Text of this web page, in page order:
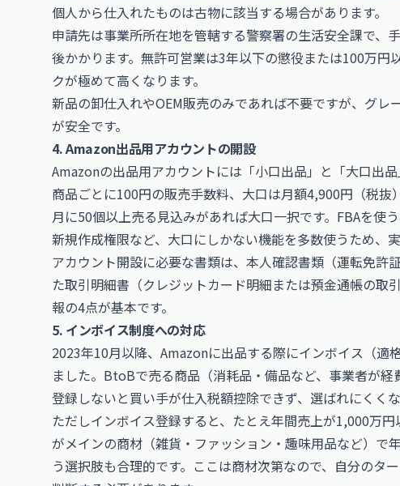
個人から仕入れたものは古物に該当する場合があります。
申請先は事業所所在地を管轄する警察署の生活安全課で、
後かかります。無許可営業は3年以下の懲役または100万円
クが極めて高くなります。
新品の卸仕入れやOEM販売のみであれば不要ですが、グ
が安全です。
4. Amazon出品用アカウントの開設
Amazonの出品用アカウントには「小口出品」と「大口出
商品ごとに100円の販売手数料、大口は月額4,900円（税抜
月に50個以上売る見込みがあれば大口一択です。FBAを使
新規作成権限など、大口にしかない機能を多数使うため、
アカウント開設に必要な書類は、本人確認書類（運転免許
た取引明細書（クレジットカード明細または預金通帳の取
報の4点が基本です。
5. インボイス制度への対応
2023年10月以降、Amazonに出品する際にインボイス（適
ました。BtoBで売る商品（消耗品・備品など、事業者が
登録しないと買い手が仕入税額控除できず、選ばれにくくな
ただしインボイス登録すると、たとえ年間売上が1,000万
がメインの商材（雑貨・ファッション・趣味用品など）で
う選択肢も合理的です。ここは商材次第なので、自分の